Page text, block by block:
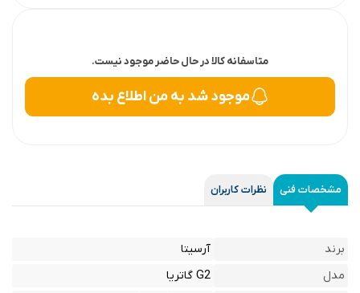
متاسفانه کالا در حال حاضر موجود نیست.
موجود شد به من اطلاع بده
مشخصات فنی نظرات کاربران
برند
آرسیتا
مدل
G2 گاتریا